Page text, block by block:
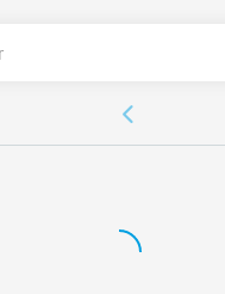
les courts circuits :
automatique)
normes EN 60950-1 et EN
rail 35 mm (EN 60715)